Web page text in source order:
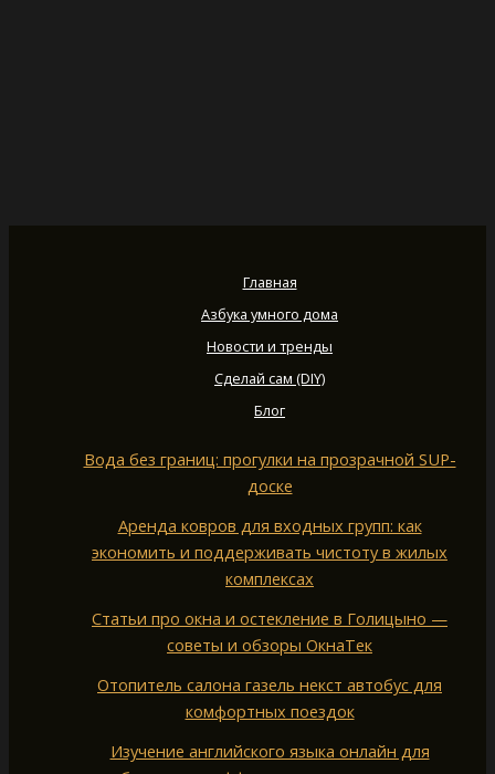
Главная
Азбука умного дома
Новости и тренды
Сделай сам (DIY)
Блог
Вода без границ: прогулки на прозрачной SUP-
доске
Аренда ковров для входных групп: как
экономить и поддерживать чистоту в жилых
комплексах
Статьи про окна и остекление в Голицыно —
советы и обзоры ОкнаТек
Отопитель салона газель некст автобус для
комфортных поездок
Изучение английского языка онлайн для